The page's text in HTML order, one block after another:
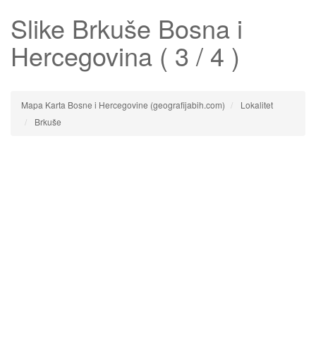
Slike Brkuše Bosna i
Hercegovina ( 3 / 4 )
Mapa Karta Bosne i Hercegovine (geografijabih.com)
Lokalitet
Brkuše